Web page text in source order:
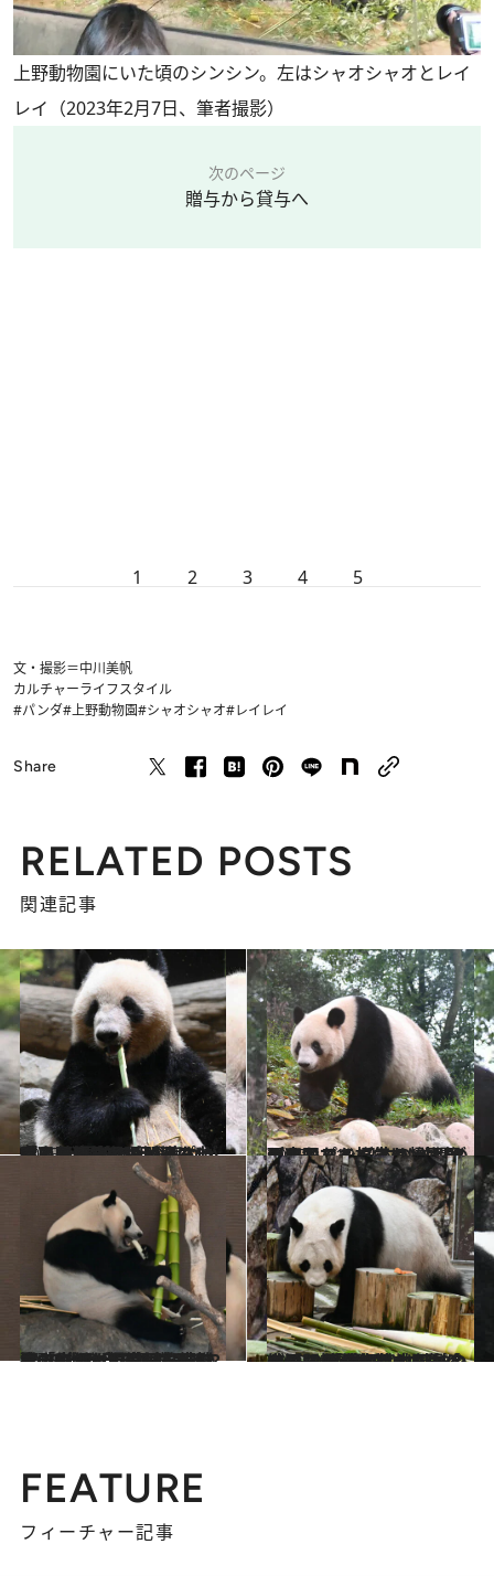
上野動物園にいた頃のシンシン。左はシャオシャオとレイ
レイ（2023年2月7日、筆者撮影）
次のページ
贈与から貸与へ
1 2 3 4 5
文・撮影＝中川美帆
カルチャーライフスタイル
#パンダ#上野動物園#シャオシャオ#レイレイ
Share
RELATED POSTS
関連記事
2025.12.12
「もう最後かもしれないね…」渡航期限が迫る《上野生まれの双子パンダ》外観覧は近いうちに終了？ 長蛇の列の疲れが吹き飛ぶ“ある行動”に出会いたい
カルチャー 2025.12.12
〈まもなく旅立ち〉上野の双子パンダ・シャオシャオとレイレイは帰国後どうなる？ 日本のパンダが中国でも人気の“納得の理由”
カルチャー
2025.8.22
4頭の出発当日の様子は？トラックとチャーター機を「パンダに適切な温度」に保って中国へ…和歌山生まれの良浜、結浜、彩浜、楓浜《旅立ちまでの2カ月を振り返る》
カルチャー 2025.8.9
中国に和歌山生まれのパンダ10頭が集結！ 姉妹の結浜・楓浜は近くで暮らせる？ 良浜には中国で会える？ 「成都基地」パンダ公開の“通例”とは
カルチャー
FEATURE
フィーチャー記事